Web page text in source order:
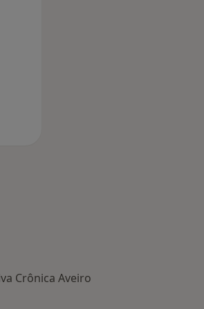
Crônica Aveiro